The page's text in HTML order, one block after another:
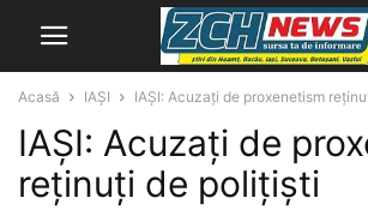
Acasă IAȘI IAŞI: Acuzaţi de proxenetism
IAŞI: Acuzaţi de
reţinuţi de poliţişti